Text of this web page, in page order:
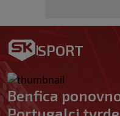
SPORT
Benfica